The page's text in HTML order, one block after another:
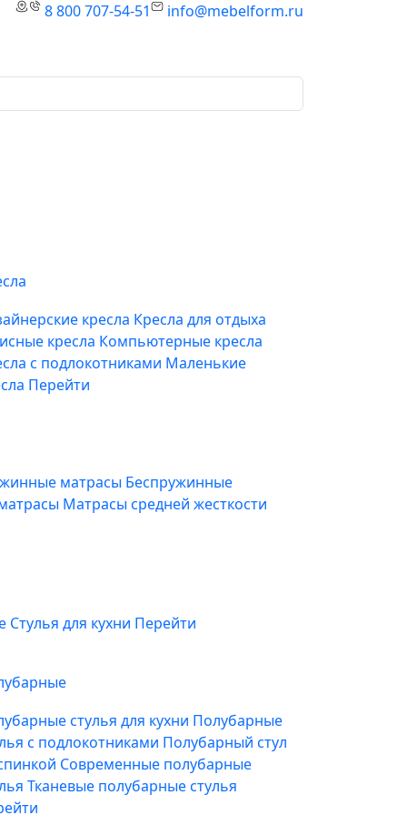
8 800 707-54-51 info@mebelform.ru
кресла Кресла для отдыха
кресла Компьютерные кресла
с подлокотниками Маленькие
Перейти
матрасы Беспружинные
Матрасы средней жесткости
Стулья для кухни Перейти
стулья для кухни Полубарные
с подлокотниками Полубарный стул
Современные полубарные
Тканевые полубарные стулья